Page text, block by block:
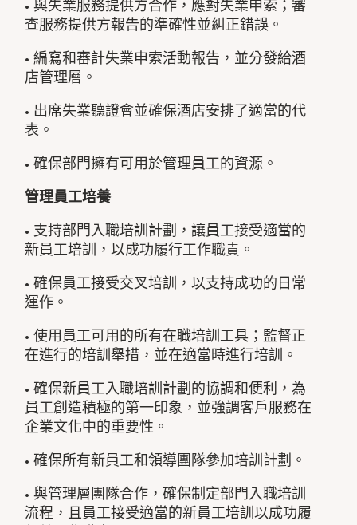
• 與失業服務提供方合作，應對失業申索；審
查服務提供方報告的準確性並糾正錯誤。
• 編寫和審計失業申索活動報告，並分發給酒
店管理層。
• 出席失業聽證會並確保酒店安排了適當的代
表。
• 確保部門擁有可用於管理員工的資源。
管理員工培養
• 支持部門入職培訓計劃，讓員工接受適當的
新員工培訓，以成功履行工作職責。
• 確保員工接受交叉培訓，以支持成功的日常
運作。
• 使用員工可用的所有在職培訓工具；監督正
在進行的培訓舉措，並在適當時進行培訓。
• 確保新員工入職培訓計劃的協調和便利，為
員工創造積極的第一印象，並強調客戶服務在
企業文化中的重要性。
• 確保所有新員工和領導團隊參加培訓計劃。
• 與管理層團隊合作，確保制定部門入職培訓
流程，且員工接受適當的新員工培訓以成功履